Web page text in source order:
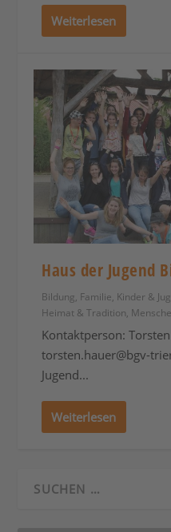
Weiterlesen
Haus der Jugend
Bildung, Familie, Kinder &
Heimat & Tradition,
Kontaktperson:
torsten.hauer@bgv-
Jugend...
Weiterlesen